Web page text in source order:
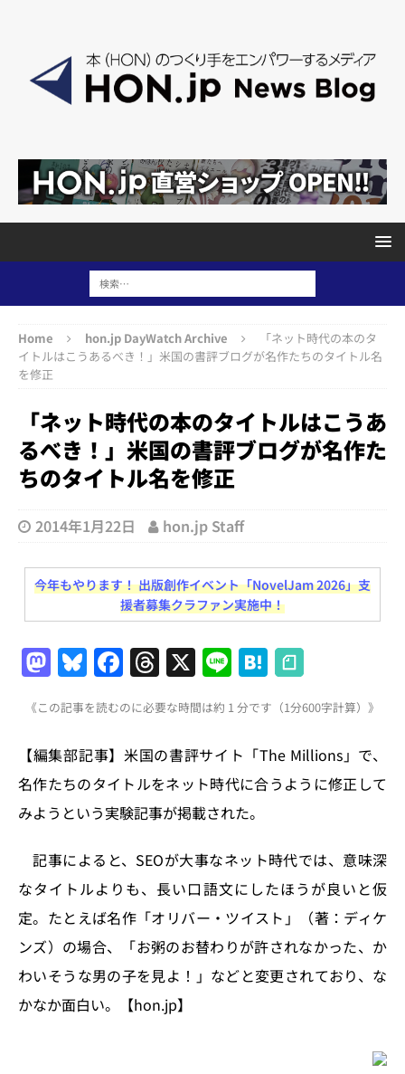
Home hon.jp DayWatch Archive
「ネット時代の本のタ
イトルはこうあるべき！」米国の書評ブログが名作たちのタイトル名
を修正
「ネット時代の本のタイトルはこうあ
るべき！」米国の書評ブログが名作た
ちのタイトル名を修正
2014年1月22日 hon.jp Staff
今年もやります！ 出版創作イベント「NovelJam 2026」支
援者募集クラファン実施中！
M
a
st
o
d
o
Bl
u
e
s
k
y
F
a
c
e
b
o
k
T
h
re
a
d
s
X Li
n
e
H
at
e
n
a
《この記事を読むのに必要な時間は約 1 分です（1分600字計算）》
【編集部記事】米国の書評サイト「The Millions」で、
名作たちのタイトルをネット時代に合うように修正して
みようという実験記事が掲載された。
記事によると、SEOが大事なネット時代では、意味深
なタイトルよりも、長い口語文にしたほうが良いと仮
定。たとえば名作「オリバー・ツイスト」（著：ディケ
ンズ）の場合、「お粥のお替わりが許されなかった、か
わいそうな男の子を見よ！」などと変更されており、な
かなか面白い。【hon.jp】